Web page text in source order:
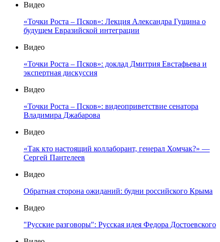
Видео
«Точки Роста – Псков»: Лекция Александра Гущина о
будущем Евразийской интеграции
Видео
«Точки Роста – Псков»: доклад Дмитрия Евстафьева и
экспертная дискуссия
Видео
«Точки Роста – Псков»: видеоприветствие сенатора
Владимира Джабарова
Видео
«Так кто настоящий коллаборант, генерал Хомчак?» —
Сергей Пантелеев
Видео
Обратная сторона ожиданий: будни российского Крыма
Видео
"Русские разговоры": Русская идея Федора Достоевского